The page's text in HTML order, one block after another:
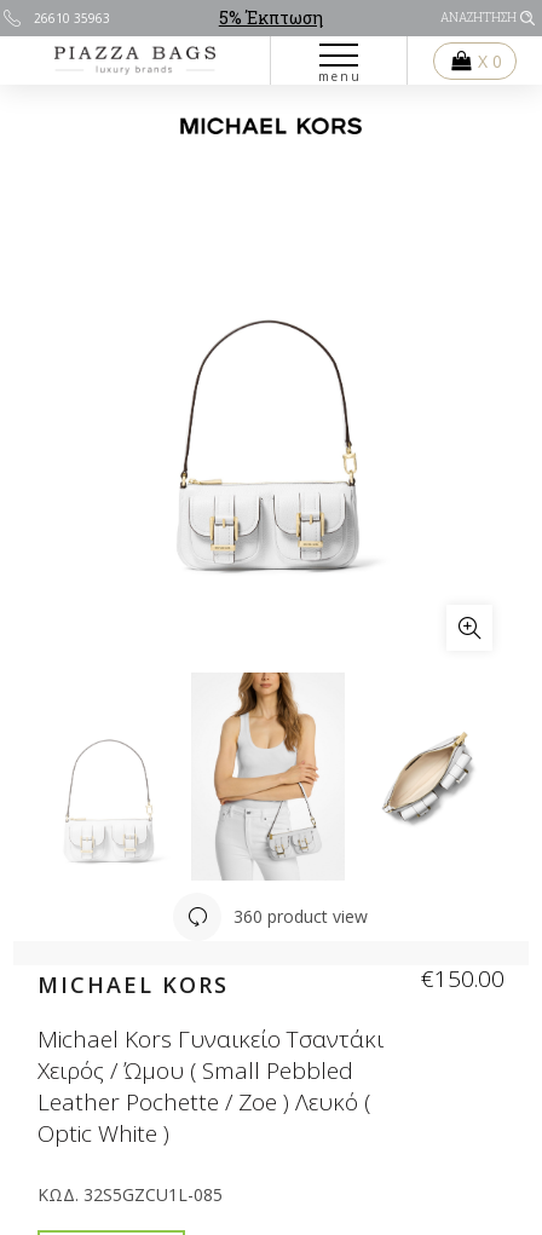
Όρους Χρήσης
26610 35963 5% Έκπτωση ΑΝΑΖΗΤΗΣΗ
menu
X 0
360 product view
MICHAEL KORS
Michael Kors Γυναικείο Τσαντάκι
Χειρός / Ώμου ( Small Pebbled
Leather Pochette / Zoe ) Λευκό (
Optic White )
€150.00
ΚΩΔ. 32S5GZCU1L-085